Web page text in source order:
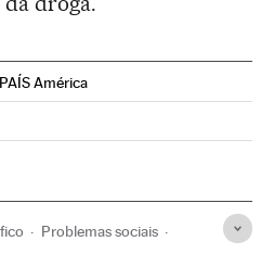
América
en Instagram
en Facebook
Problemas sociais